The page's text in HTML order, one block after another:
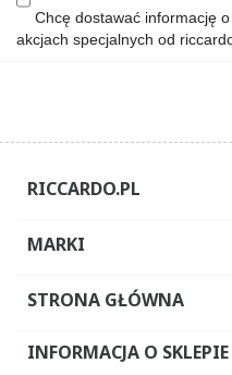
Chcę dostawać informację
akcjach specjalnych od
RICCARDO.PL
MARKI
STRONA GŁÓWNA
INFORMACJA O SKLEPIE